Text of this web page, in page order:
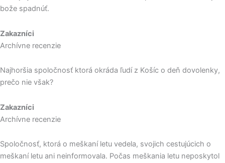
bože spadnúť.
Zakazníci
Archívne recenzie
Najhoršia spoločnosť ktorá okráda ľudí z Košíc o deň dovolenky,
prečo nie však?
Zakazníci
Archívne recenzie
Spoločnosť, ktorá o meškaní letu vedela, svojich cestujúcich o
meškaní letu ani neinformovala. Počas meškania letu neposkytol